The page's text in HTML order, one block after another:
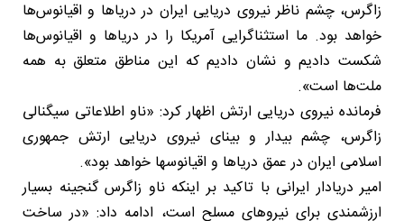
زاگرس، چشم ناظر نیروی دریایی ایران در دریاها و اقیانوس‌ها
خواهد بود. ما استثناگرایی آمریکا را در دریاها و اقیانوس‌ها
شکست دادیم و نشان دادیم که این مناطق متعلق به همه
ملت‌ها است».
فرمانده نیروی دریایی ارتش اظهار کرد: «ناو اطلاعاتی سیگنالی
زاگرس، چشم بیدار و بینای نیروی دریایی ارتش جمهوری
اسلامی ایران در عمق دریاها و اقیانوسها خواهد بود».
امیر دریادار ایرانی با تاکید بر اینکه ناو زاگرس گنجینه بسیار
ارزشمندی برای نیروهای مسلح است، ادامه داد: «در ساخت